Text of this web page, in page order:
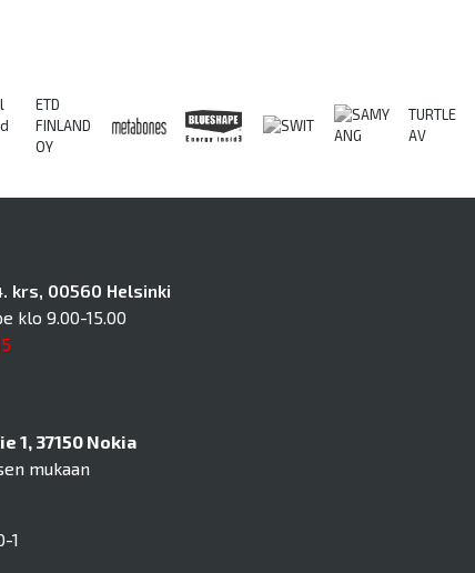
ETD
FINLAND
OY
TURTLE
AV
krs, 00560 Helsinki
klo 9.00-15.00
1, 37150 Nokia
mukaan
1